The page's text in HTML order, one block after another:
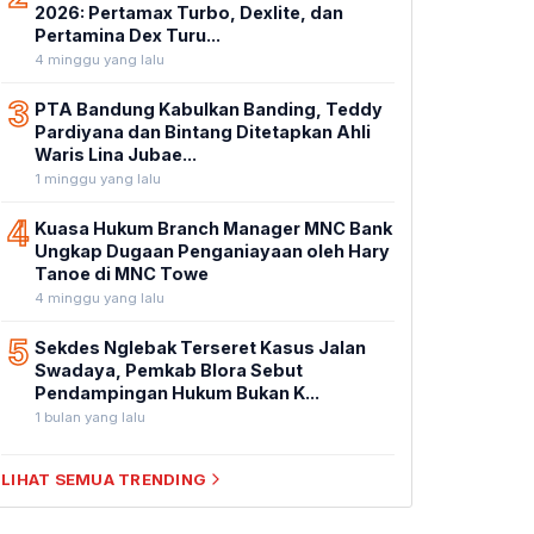
2026: Pertamax Turbo, Dexlite, dan
Pertamina Dex Turu...
4 minggu yang lalu
3 PTA Bandung Kabulkan Banding, Teddy
Pardiyana dan Bintang Ditetapkan Ahli
Waris Lina Jubae...
1 minggu yang lalu
4 Kuasa Hukum Branch Manager MNC Bank
Ungkap Dugaan Penganiayaan oleh Hary
Tanoe di MNC Towe
4 minggu yang lalu
5 Sekdes Nglebak Terseret Kasus Jalan
Swadaya, Pemkab Blora Sebut
Pendampingan Hukum Bukan K...
1 bulan yang lalu
LIHAT SEMUA TRENDING